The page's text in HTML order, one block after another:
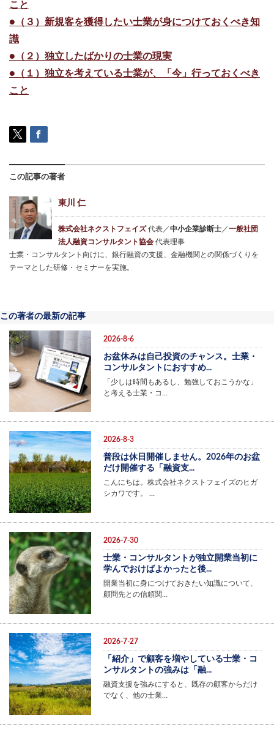
こと
●（３）新規客を獲得したい士業が身につけておくべき知
識
●（２）独立したばかりの士業の現実
●（１）独立を考えている士業が、「今」行っておくべき
こと
この記事の著者
東川 仁
株式会社ネクストフェイズ代表／中小企業診断士 ／一般社団
法人融資コンサルタント協会 代表理事
士業・コンサルタント向けに、銀行融資の支援、金融機関との関係づくりを
テーマとした研修・セミナーを実施。
この著者の最新の記事
2026-8-6
お盆休みは自己投資のチャンス。士業・
コンサルタントにおすすめ...
「少しは時間もあるし、勉強しておこうかな」
と考える士業・コ…
2026-8-3
普段は休日開催しません。2026年のお盆
だけ開催する「融資支...
こんにちは。株式会社ネクストフェイズのヒガ
シカワです。 …
2026-7-30
士業・コンサルタントが独立開業当初に
学んでおけばよかったと後...
開業当初に身につけておきたい知識について、
顧問先との信頼関…
2026-7-27
「紹介」で顧客を増やしている士業・コ
ンサルタントの強みは「融...
融資支援を強みにすると、既存の顧客からだけ
でなく、他の士業…